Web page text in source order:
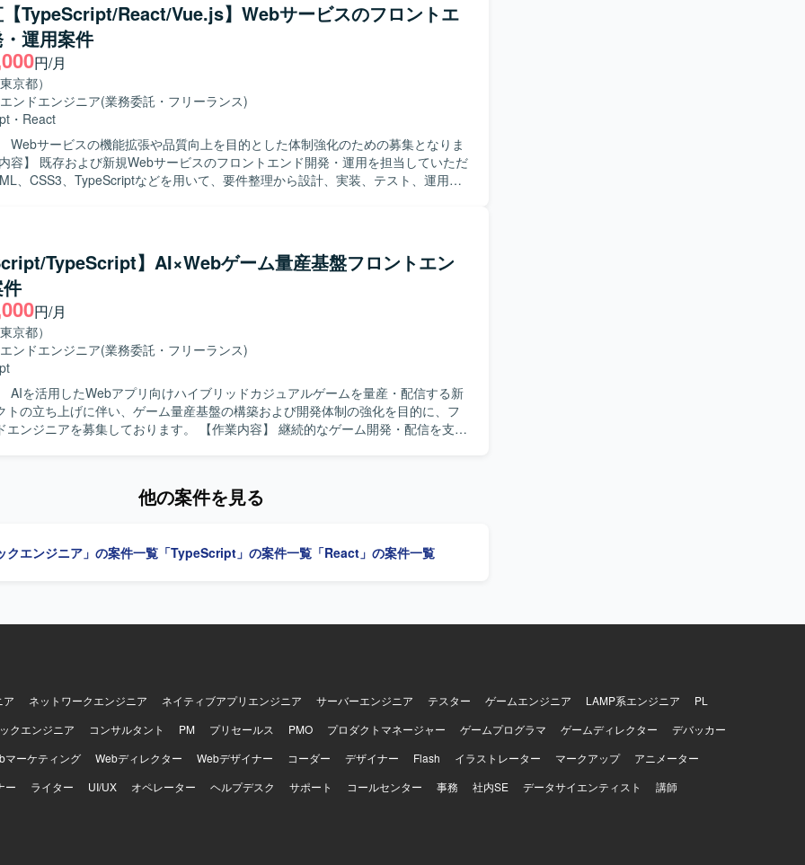
コーディングツールを積極的に活用しながらも、生成物の品質を自らレビュー
せる方を求めています。 要件を構造的に整理し、AIへの指示内容を自ら工夫でき
ある環境でも主体的にタスクを進められる方がフィットします。 【ポジション
動開発を中核に据えた開発プロセスを経験でき、LLMや各種AIツールを用いた最
イルに携わることができます。 特許申請という専門領域のナレッジとSaaS開発の
境となっております。 【開発環境】 AIコーディングツール（Cursor
Code 等）、Docker、GitHub、AWS を中心としたWebアプリケーション開発
ております。
TypeScript/React/Vue.js】Webサービスのフロントエ
運用案件
円/月
京都）
ンドエンジニア(業務委託・フリーランス)
・ React
Webサービスの機能拡張や品質向上を目的とした体制強化のための募集となりま
、CSS3、TypeScriptなどを用いて、要件整理から設計、実装、テスト、運用改
ーム内外とのコミュニケーションを大切にし、協調性を持って開発を進められる
域において上流工程から一貫して
でき、モダンな技術スタックを活用しながらWebサービス開発の経験を幅広く積
ます。主体的な提案や工夫が歓迎される環境のため、技術力と提案力の双方を高
、CSS3、TypeScript、JavaScriptを中心とした
ド環境で、ReactやVueなどのフレームワークや各種CSS設計手法、CMSやテンプ
ン、CSSプリプロセッサーなどを組み合わせたWebサービス開発を行っておりま
TypeScript】AI×Webゲーム量産基盤フロントエン
円/月
京都）
ンドエンジニア(業務委託・フリーランス)
AIを活用したWebアプリ向けハイブリッドカジュアルゲームを量産・配信する新
トの立ち上げに伴い、ゲーム量産基盤の構築および開発体制の強化を目的に、フ
募集しております。 【作業内容】 継続的なゲーム開発・配信を支え
アへ配信していただくことも可能なポジションです。 【求める人物像】 技術
の魅力】 開発基盤の構築に携わりながらご自身でもゲーム開発を担当していただ
ィングツール前提の開発スタイルを最前線で実践でき、今後の開発の標準形をつ
、Codex CLI（OpenAI））を利用いたします。
他の案件を見る
クエンジニア」の案件一覧 「TypeScript」の案件一覧 「React」の案件一覧
ア ネットワークエンジニア ネイティブアプリエンジニア サーバーエンジニア テスター ゲームエンジニア LAMP系エンジニア
PL
クエンジニア
コンサルタント PM プリセールス PMO プロダクトマネージャー ゲームプログラマ ゲームディレクター
デバッカー
マーケティング
Webディレクター Webデザイナー コーダー デザイナー Flash イラストレーター マークアップ
アニメーター
ー
ライター UI/UX オペレーター ヘルプデスク サポート コールセンター 事務 社内SE データサイエンティスト 講師